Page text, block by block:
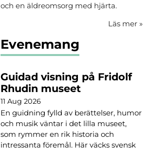
och en äldreomsorg med hjärta.
Läs mer »
Evenemang
Guidad visning på Fridolf
Rhudin museet
11 Aug 2026
En guidning fylld av berättelser, humor
och musik väntar i det lilla museet,
som rymmer en rik historia och
intressanta föremål. Här väcks svensk